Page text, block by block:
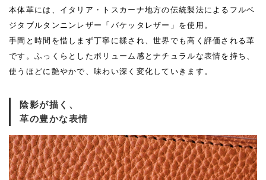
本体革には、イタリア・トスカーナ地方の伝統製法によるフルベ
ジタブルタンニンレザー「バケッタレザー」を使用。
手間と時間を惜しまず丁寧に鞣され、世界でも高く評価される革
です。ふっくらとしたボリューム感とナチュラルな表情を持ち、
使うほどに艶やかで、味わい深く変化していきます。
陰影が描く、
革の豊かな表情